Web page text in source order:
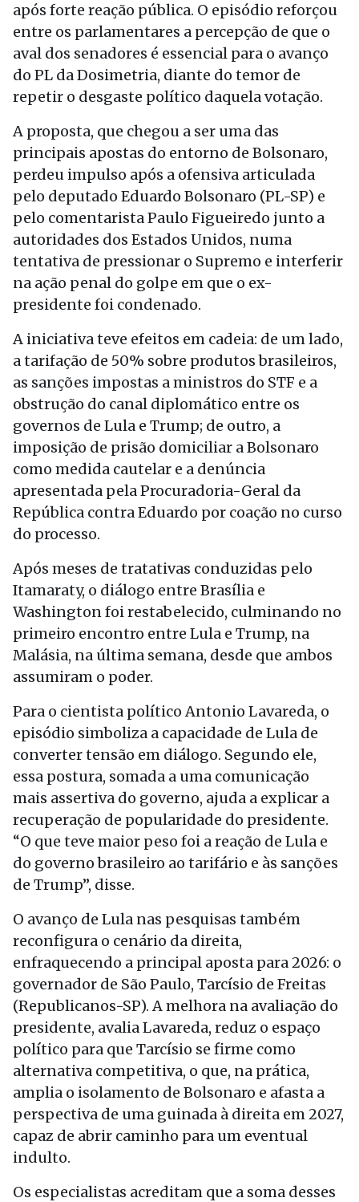
após forte reação pública. O episódio reforçou
entre os parlamentares a percepção de que o
aval dos senadores é essencial para o avanço
do PL da Dosimetria, diante do temor de
repetir o desgaste político daquela votação.
A proposta, que chegou a ser uma das
principais apostas do entorno de Bolsonaro,
perdeu impulso após a ofensiva articulada
pelo deputado Eduardo Bolsonaro (PL-SP) e
pelo comentarista Paulo Figueiredo junto a
autoridades dos Estados Unidos, numa
tentativa de pressionar o Supremo e interferir
na ação penal do golpe em que o ex-
presidente foi condenado.
A iniciativa teve efeitos em cadeia: de um lado,
a tarifação de 50% sobre produtos brasileiros,
as sanções impostas a ministros do STF e a
obstrução do canal diplomático entre os
governos de Lula e Trump; de outro, a
imposição de prisão domiciliar a Bolsonaro
como medida cautelar e a denúncia
apresentada pela Procuradoria-Geral da
República contra Eduardo por coação no curso
do processo.
Após meses de tratativas conduzidas pelo
Itamaraty, o diálogo entre Brasília e
Washington foi restabelecido, culminando no
primeiro encontro entre Lula e Trump, na
Malásia, na última semana, desde que ambos
assumiram o poder.
Para o cientista político Antonio Lavareda, o
episódio simboliza a capacidade de Lula de
converter tensão em diálogo. Segundo ele,
essa postura, somada a uma comunicação
mais assertiva do governo, ajuda a explicar a
recuperação de popularidade do presidente.
“O que teve maior peso foi a reação de Lula e
do governo brasileiro ao tarifário e às sanções
de Trump”, disse.
O avanço de Lula nas pesquisas também
reconfigura o cenário da direita,
enfraquecendo a principal aposta para 2026: o
governador de São Paulo, Tarcísio de Freitas
(Republicanos-SP). A melhora na avaliação do
presidente, avalia Lavareda, reduz o espaço
político para que Tarcísio se firme como
alternativa competitiva, o que, na prática,
amplia o isolamento de Bolsonaro e afasta a
perspectiva de uma guinada à direita em 2027,
capaz de abrir caminho para um eventual
indulto.
Os especialistas acreditam que a soma desses